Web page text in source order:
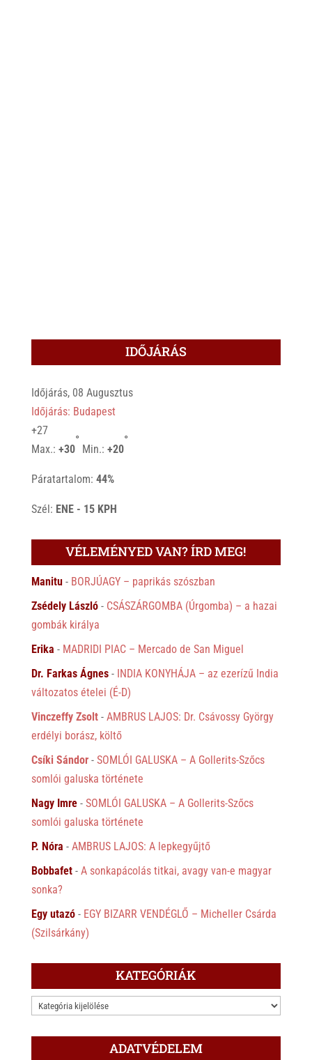
IDŐJÁRÁS
Időjárás, 08 Augusztus
Időjárás: Budapest
+27
Max.: +30
°
Min.: +20
°
Páratartalom: 44%
Szél: ENE - 15 KPH
VÉLEMÉNYED VAN? ÍRD MEG!
Manitu- BORJÚAGY – paprikás szószban
Zsédely László- CSÁSZÁRGOMBA (Úrgomba) – a hazai
gombák királya
Erika - MADRIDI PIAC – Mercado de San Miguel
Dr. Farkas Ágnes- INDIA KONYHÁJA – az ezerízű India
változatos ételei (É-D)
Vinczeffy Zsolt- AMBRUS LAJOS: Dr. Csávossy György
erdélyi borász, költő
Csíki Sándor- SOMLÓI GALUSKA – A Gollerits-Szőcs
somlói galuska története
Nagy Imre- SOMLÓI GALUSKA – A Gollerits-Szőcs
somlói galuska története
P. Nóra - AMBRUS LAJOS: A lepkegyűjtő
Bobbafet- A sonkapácolás titkai, avagy van-e magyar
sonka?
Egy utazó- EGY BIZARR VENDÉGLŐ – Micheller Csárda
(Szilsárkány)
KATEGÓRIÁK
KATEGÓRIÁK
ADATVÉDELEM